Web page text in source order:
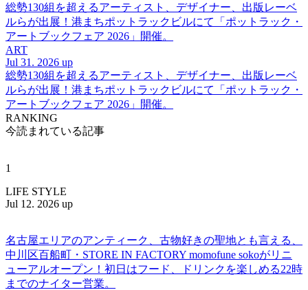
総勢130組を超えるアーティスト、デザイナー、出版レーベ
ルらが出展！港まちポットラックビルにて「ポットラック・
アートブックフェア 2026」開催。
ART
Jul 31. 2026 up
総勢130組を超えるアーティスト、デザイナー、出版レーベ
ルらが出展！港まちポットラックビルにて「ポットラック・
アートブックフェア 2026」開催。
RANKING
今読まれている記事
1
LIFE STYLE
Jul 12. 2026 up
名古屋エリアのアンティーク、古物好きの聖地とも言える、
中川区百船町・STORE IN FACTORY momofune sokoがリニ
ューアルオープン！初日はフード、ドリンクを楽しめる22時
までのナイター営業。